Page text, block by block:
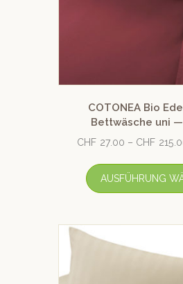
COTONEA Bio
Bettwäsche uni
CHF 27.00 – CHF
AUSFÜHRUNG